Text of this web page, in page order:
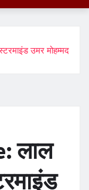
उमर मोहम्मद
लाल